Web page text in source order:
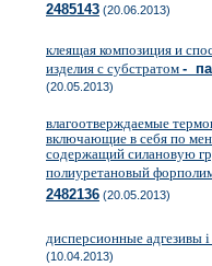
2485143 (20.06.2013)
клеящая композиция и
изделия с субстратом -
(20.05.2013)
влагоотверждаемые
включающие в себя по
содержащий силановую
полиуретановый
2482136 (20.05.2013)
дисперсионные адгезивы i
(10.04.2013)